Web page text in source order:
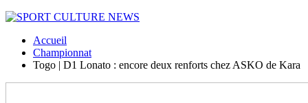
Accueil
Championnat
Togo | D1 Lonato : encore deux renforts chez ASKO de Kara